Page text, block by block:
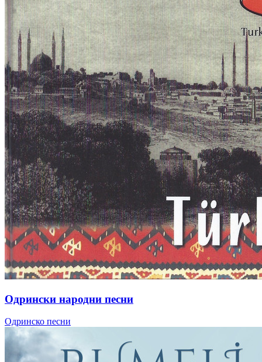
Одрински народни песни
Одринско песни